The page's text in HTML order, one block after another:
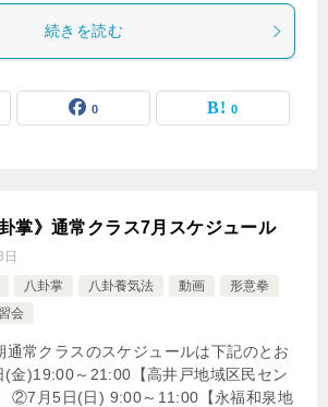
続きを読む
0 0
掌》通常クラス7月スケジュール
八卦掌 八卦養気法 動画
形意拳
会
通常クラスのスケジュールは下記のとお
金)19:00～21:00【高井戸地域区民セン
②7月5日(日) 9:00～11:00【永福和泉地